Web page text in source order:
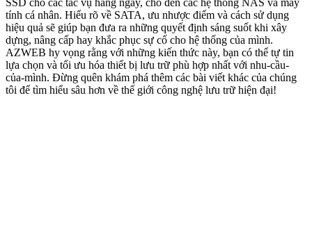
tính cá nhân. Hiểu rõ về SATA, ưu nhược điểm và cách sử dụng
hiệu quả sẽ giúp bạn đưa ra những quyết định sáng suốt khi xây
dựng, nâng cấp hay khắc phục sự cố cho hệ thống của mình.
AZWEB hy vọng rằng với những kiến thức này, bạn có thể tự tin
lựa chọn và tối ưu hóa thiết bị lưu trữ phù hợp nhất với nhu-cầu-
của-mình. Đừng quên khám phá thêm các bài viết khác của chúng
tôi để tìm hiểu sâu hơn về thế giới công nghệ lưu trữ hiện đại!